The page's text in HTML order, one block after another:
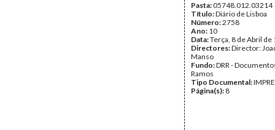
Pasta:05748.012.03214
Título:Diário de Lisboa
Número:2758
Ano: 10
Data:Terça, 8 de Abril de
Directores:Director:
Manso
Fundo:DRR -
Ramos
Tipo Documental:
Página(s): 8